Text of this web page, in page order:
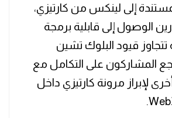
إلى لينكس من كارتيزي،
الوصول إلى قابلية برمجة
قيود البلوك تشين
المشاركون على التكامل مع
لإبراز مرونة كارتيزي داخل